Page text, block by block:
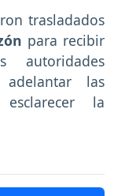
trasladados
para recibir
autoridades
las
la